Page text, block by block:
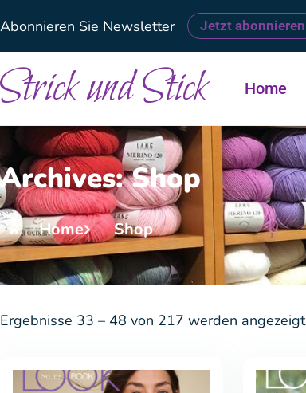
Abonnieren Sie Newsletter Jetzt abonnieren
Strick und Stick Home
Archives: Shop
Home Shop
Ergebnisse 33 – 48 von 217 werden angezeigt